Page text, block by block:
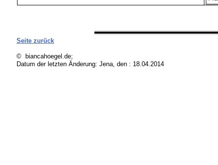
Seite zurück
© biancahoegel.de;
Datum der letzten Änderung: Jena, den : 18.04.2014